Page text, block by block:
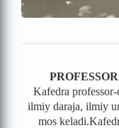
Kafedra
ilmiy daraja, ilmiy
mos keladi.